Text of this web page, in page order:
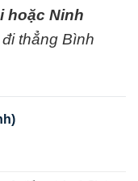
hoặc Ninh
thẳng Bình